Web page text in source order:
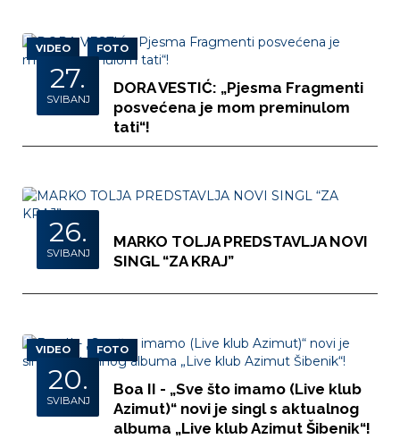
VIDEO FOTO
27.
SVIBANJ
DORA VESTIĆ: „Pjesma Fragmenti
posvećena je mom preminulom
tati“!
26.
SVIBANJ
MARKO TOLJA PREDSTAVLJA NOVI
SINGL “ZA KRAJ”
VIDEO FOTO
20.
SVIBANJ
Boa II - „Sve što imamo (Live klub
Azimut)“ novi je singl s aktualnog
albuma „Live klub Azimut Šibenik“!